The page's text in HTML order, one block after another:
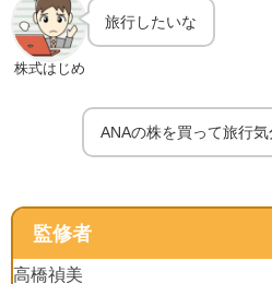
株式はじめ
旅行したいな
ANAの株を買って旅行
監修者
高橋禎美